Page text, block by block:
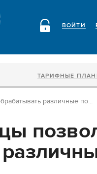
ВОЙТИ
ТАРИФНЫЕ
различные по...